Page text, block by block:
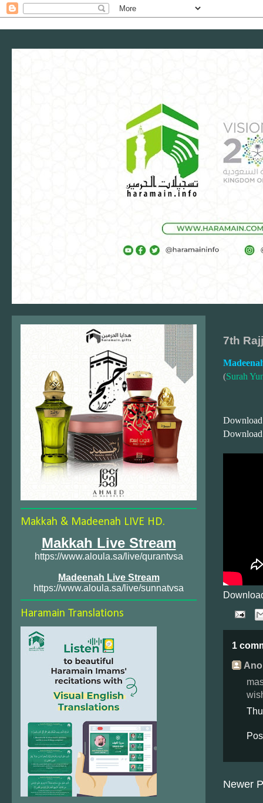
7th
(Surah
1
Newer
Makkah & Madeenah LIVE HD.
Makkah Live Stream
https://www.aloula.sa/live/qurantvsa
Madeenah Live Stream
https://www.aloula.sa/live/sunnatvsa
Haramain Translations